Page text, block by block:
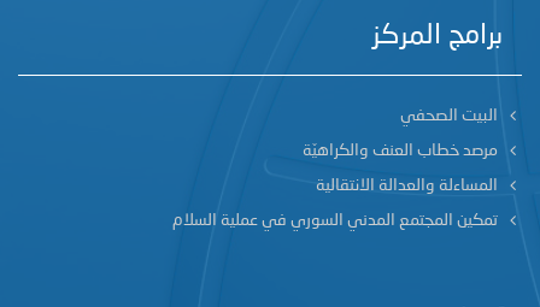
برامج المركز
البيت الصحفي
مرصد خطاب العنف والكراهيّة
المساءلة والعدالة الانتقالية
تمكين المجتمع المدني السوري في عملية السلام